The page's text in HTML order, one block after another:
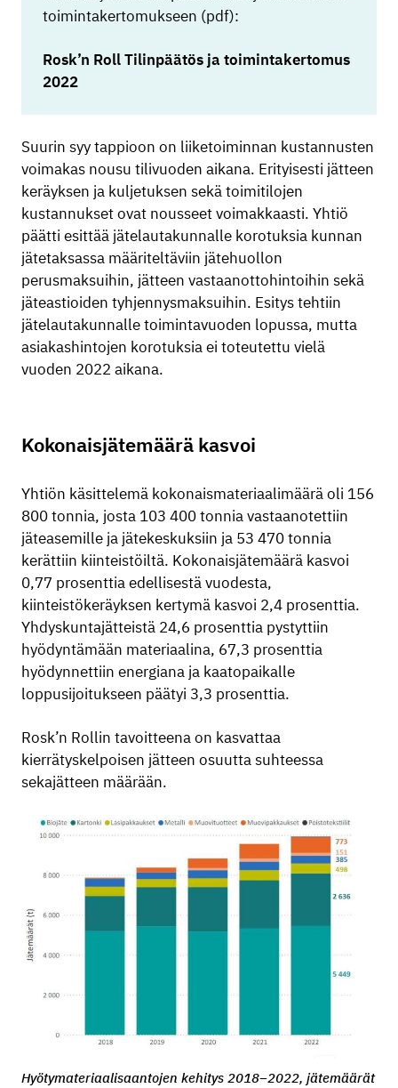
toimintakertomukseen (pdf):
Rosk’n Roll Tilinpäätös ja toimintakertomus
2022
Suurin syy tappioon on liiketoiminnan kustannusten
voimakas nousu tilivuoden aikana. Erityisesti jätteen
keräyksen ja kuljetuksen sekä toimitilojen
kustannukset ovat nousseet voimakkaasti. Yhtiö
päätti esittää jätelautakunnalle korotuksia kunnan
jätetaksassa määriteltäviin jätehuollon
perusmaksuihin, jätteen vastaanottohintoihin sekä
jäteastioiden tyhjennysmaksuihin. Esitys tehtiin
jätelautakunnalle toimintavuoden lopussa, mutta
asiakashintojen korotuksia ei toteutettu vielä
vuoden 2022 aikana.
Kokonaisjätemäärä kasvoi
Yhtiön käsittelemä kokonaismateriaalimäärä oli 156
800 tonnia, josta 103 400 tonnia vastaanotettiin
jäteasemille ja jätekeskuksiin ja 53 470 tonnia
kerättiin kiinteistöiltä. Kokonaisjätemäärä kasvoi
0,77 prosenttia edellisestä vuodesta,
kiinteistökeräyksen kertymä kasvoi 2,4 prosenttia.
Yhdyskuntajätteistä 24,6 prosenttia pystyttiin
hyödyntämään materiaalina, 67,3 prosenttia
hyödynnettiin energiana ja kaatopaikalle
loppusijoitukseen päätyi 3,3 prosenttia.
Rosk’n Rollin tavoitteena on kasvattaa
kierrätyskelpoisen jätteen osuutta suhteessa
sekajätteen määrään.
Hyötymateriaalisaantojen kehitys 2018–2022, jätemäärät